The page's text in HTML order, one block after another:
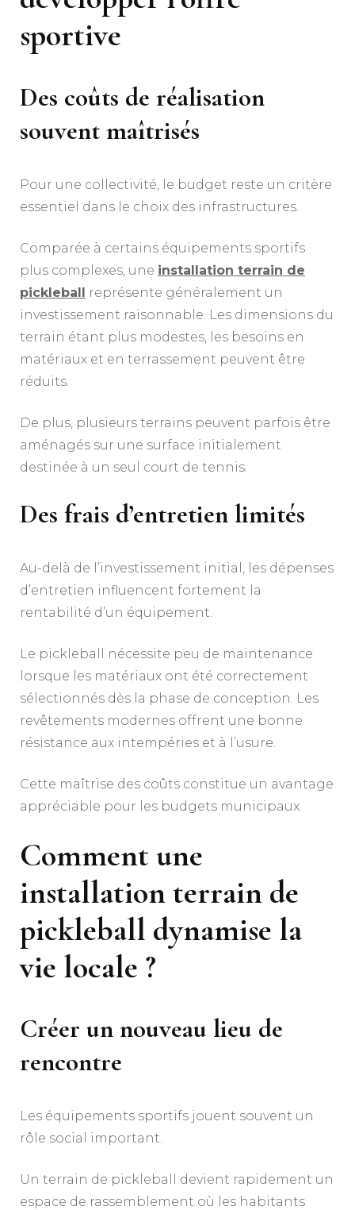
sportive
Des coûts de réalisation
souvent maîtrisés
Pour une collectivité, le budget reste un critère
essentiel dans le choix des infrastructures.
Comparée à certains équipements sportifs
plus complexes, une installation terrain de
pickleball représente généralement un
investissement raisonnable. Les dimensions du
terrain étant plus modestes, les besoins en
matériaux et en terrassement peuvent être
réduits.
De plus, plusieurs terrains peuvent parfois être
aménagés sur une surface initialement
destinée à un seul court de tennis.
Des frais d’entretien limités
Au-delà de l’investissement initial, les dépenses
d’entretien influencent fortement la
rentabilité d’un équipement.
Le pickleball nécessite peu de maintenance
lorsque les matériaux ont été correctement
sélectionnés dès la phase de conception. Les
revêtements modernes offrent une bonne
résistance aux intempéries et à l’usure.
Cette maîtrise des coûts constitue un avantage
appréciable pour les budgets municipaux.
Comment une
installation terrain de
pickleball dynamise la
vie locale ?
Créer un nouveau lieu de
rencontre
Les équipements sportifs jouent souvent un
rôle social important.
Un terrain de pickleball devient rapidement un
espace de rassemblement où les habitants